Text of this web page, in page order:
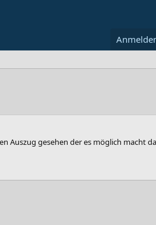
Auszug gesehen der es möglich macht